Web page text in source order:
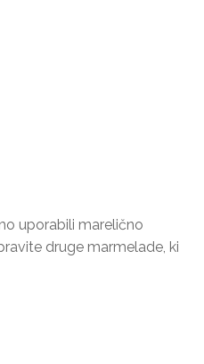
uporabili marelično
druge marmelade, ki